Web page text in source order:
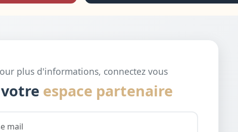
plus d'informations, connectez vous
espace partenaire